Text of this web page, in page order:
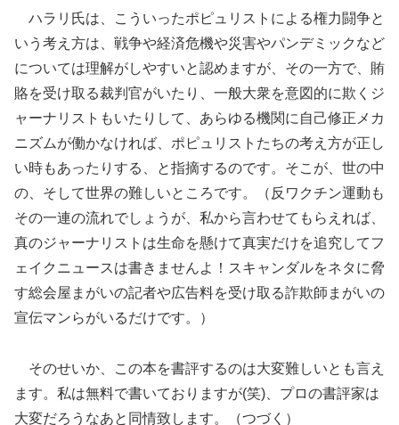
ハラリ氏は、こういったポピュリストによる権力闘争と
いう考え方は、戦争や経済危機や災害やパンデミックなど
については理解がしやすいと認めますが、その一方で、賄
賂を受け取る裁判官がいたり、一般大衆を意図的に欺くジ
ャーナリストもいたりして、あらゆる機関に自己修正メカ
ニズムが働かなければ、ポピュリストたちの考え方が正し
い時もあったりする、と指摘するのです。そこが、世の中
の、そして世界の難しいところです。（反ワクチン運動も
その一連の流れでしょうが、私から言わせてもらえれば、
真のジャーナリストは生命を懸けて真実だけを追究してフ
ェイクニュースは書きませんよ！スキャンダルをネタに脅
す総会屋まがいの記者や広告料を受け取る詐欺師まがいの
宣伝マンらがいるだけです。）
そのせいか、この本を書評するのは大変難しいとも言え
ます。私は無料で書いておりますが(笑)、プロの書評家は
大変だろうなあと同情致します。（つづく）